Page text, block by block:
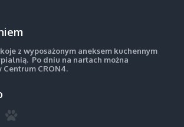
z wyposażonym aneksem kuchennym
Po dniu na nartach można
Centrum CRON4.